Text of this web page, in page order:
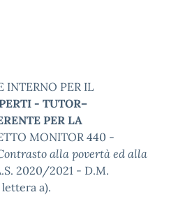
INTERNO PER IL
- TUTOR–
PER LA
MONITOR 440 -
alla povertà ed alla
2020/2021 - D.M.
a).